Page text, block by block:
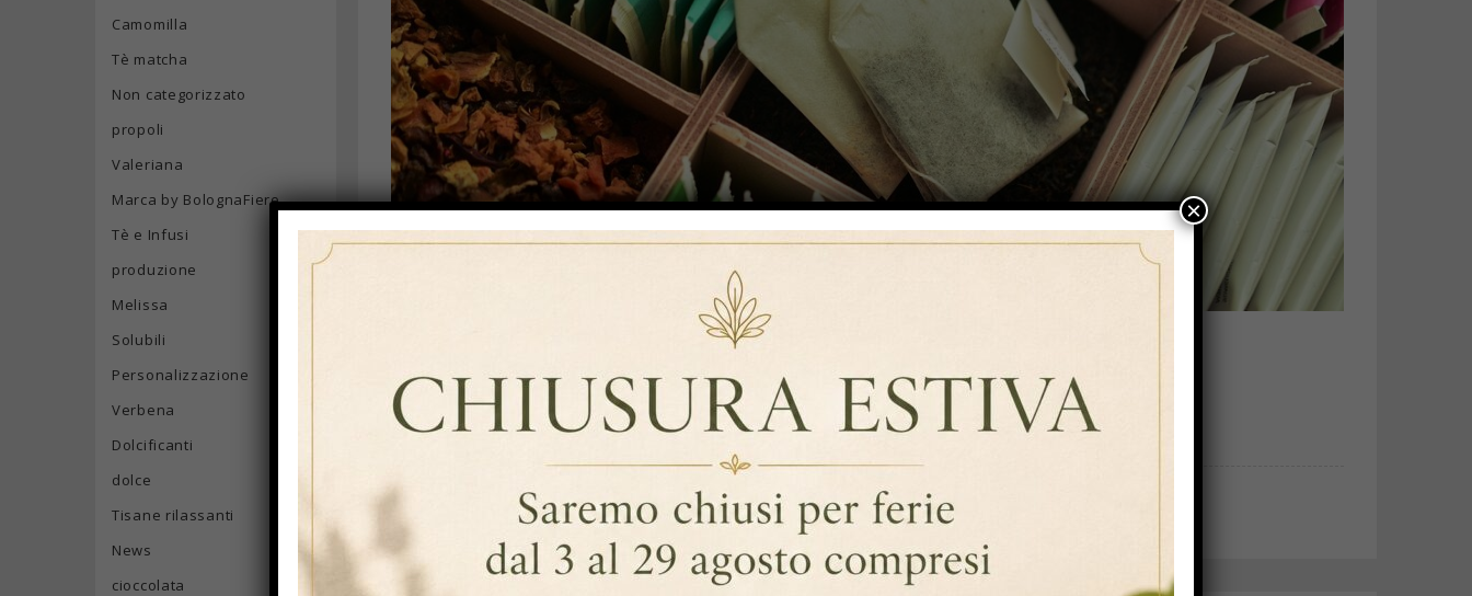
MAG
DOLCIFICANTI COME STRUMENTI DI BRANDING
By InnoChia Tè E Infusi ,Dolcificanti
Personalizzazione
Prodotti Monodose Personalizzati,Branding
Camomilla
Tè matcha
Non categorizzato
propoli
Valeriana
Marca by BolognaFiere
Tè e Infusi
produzione
Melissa
Solubili
Personalizzazione
Verbena
Dolcificanti
dolce
Tisane rilassanti
News
cioccolata
×